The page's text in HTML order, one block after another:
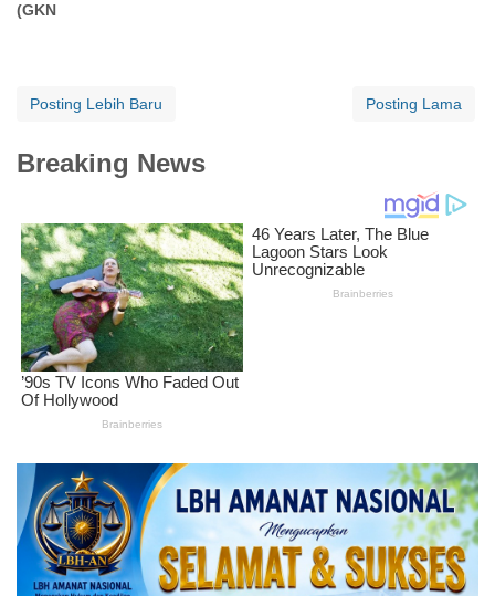
(GKN
Posting Lebih Baru Posting Lama
Breaking News